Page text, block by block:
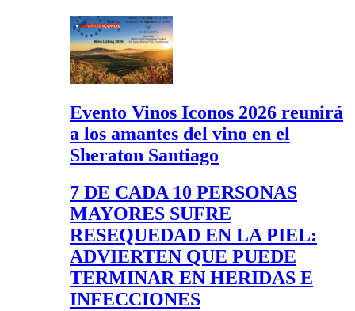
Evento Vinos Iconos 2026 reunirá
a los amantes del vino en el
Sheraton Santiago
7 DE CADA 10 PERSONAS
MAYORES SUFRE
RESEQUEDAD EN LA PIEL:
ADVIERTEN QUE PUEDE
TERMINAR EN HERIDAS E
INFECCIONES